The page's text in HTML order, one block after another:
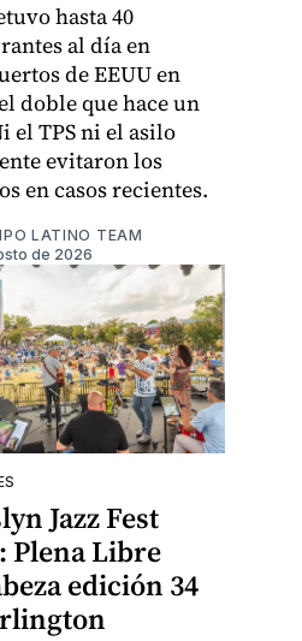
hasta 40
al día en
de EEUU en
doble que hace un
el TPS ni el asilo
evitaron los
en casos recientes.
LATINO TEAM
de 2026
Jazz Fest
Plena Libre
edición 34